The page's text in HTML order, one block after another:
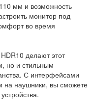
мм и возможность
монитор под
во время
делают этот
но и стильным
С интерфейсами
на наушники, вы сможете